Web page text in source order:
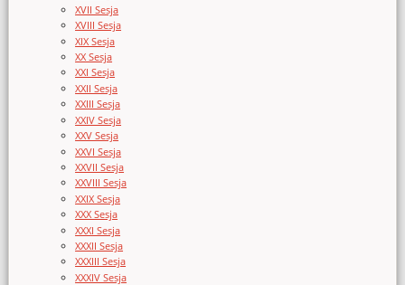
XVII Sesja
XVIII Sesja
XIX Sesja
XX Sesja
XXI Sesja
XXII Sesja
XXIII Sesja
XXIV Sesja
XXV Sesja
XXVI Sesja
XXVII Sesja
XXVIII Sesja
XXIX Sesja
XXX Sesja
XXXI Sesja
XXXII Sesja
XXXIII Sesja
XXXIV Sesja